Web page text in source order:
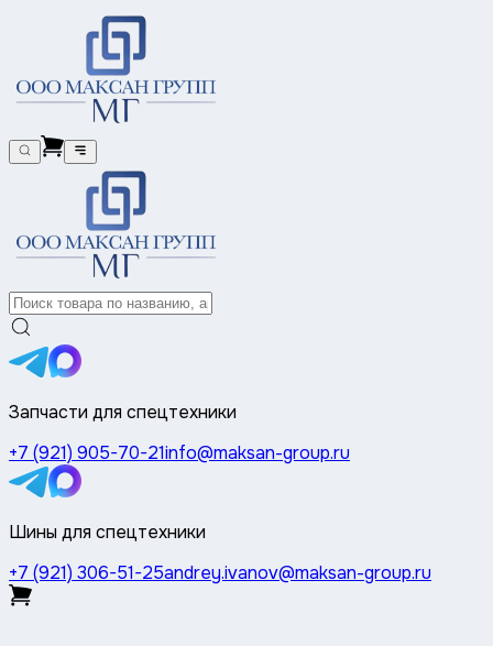
Запчасти для спецтехники
+7 (921) 905-70-21info@maksan-group.ru
Шины для спецтехники
+7 (921) 306-51-25andrey.ivanov@maksan-group.ru